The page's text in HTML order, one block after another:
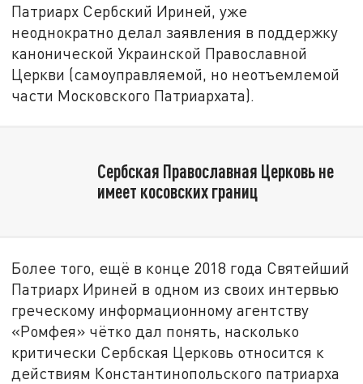
Патриарх Сербский Ириней, уже
неоднократно делал заявления в поддержку
канонической Украинской Православной
Церкви (самоуправляемой, но неотъемлемой
части Московского Патриархата).
Сербская Православная Церковь не
имеет косовских границ
Более того, ещё в конце 2018 года Святейший
Патриарх Ириней в одном из своих интервью
греческому информационному агентству
«Ромфея» чётко дал понять, насколько
критически Сербская Церковь относится к
действиям Константинопольского патриарха